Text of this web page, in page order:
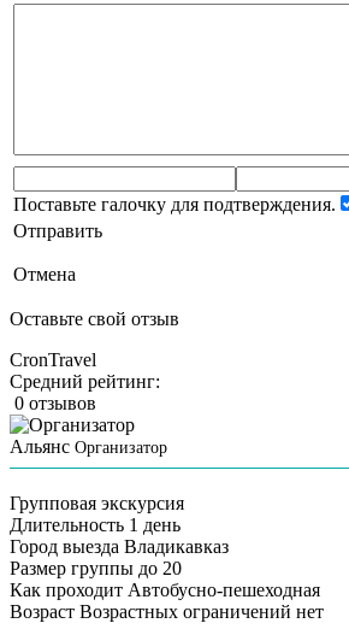
Поставьте галочку для подтверждения.
Отправить
Отмена
Оставьте свой отзыв
CronTravel
Средний рейтинг:
0 отзывов
Альянс Организатор
Групповая экскурсия
Длительность 1 день
Город выезда Владикавказ
Размер группы до 20
Как проходит Автобусно-пешеходная
Возраст Возрастных ограничений нет